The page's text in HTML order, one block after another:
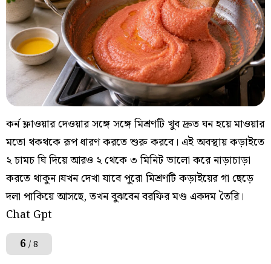
কর্ন ফ্লাওয়ার দেওয়ার সঙ্গে সঙ্গে মিশ্রণটি খুব দ্রুত ঘন হয়ে মাওয়ার
মতো থকথকে রূপ ধারণ করতে শুরু করবে। এই অবস্থায় কড়াইতে
২ চামচ ঘি দিয়ে আরও ২ থেকে ৩ মিনিট ভালো করে নাড়াচাড়া
করতে থাকুন।যখন দেখা যাবে পুরো মিশ্রণটি কড়াইয়ের গা ছেড়ে
দলা পাকিয়ে আসছে, তখন বুঝবেন বরফির মণ্ড একদম তৈরি।
Chat Gpt
6/ 8